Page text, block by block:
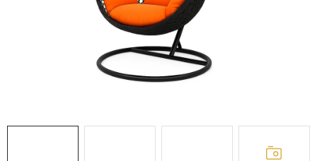
ZÁHRADNÝ NÁBYTOK
STOJANY A REGÁLY